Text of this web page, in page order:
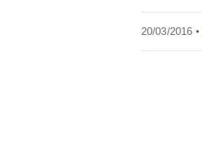
20/03/2016 •